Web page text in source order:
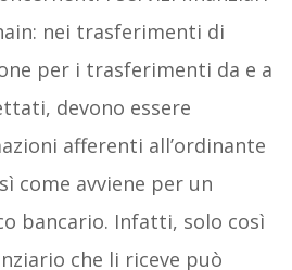
nei trasferimenti di
per i trasferimenti da e a
devono essere
afferenti all’ordinante
come avviene per un
bancario. Infatti, solo così
che li riceve può